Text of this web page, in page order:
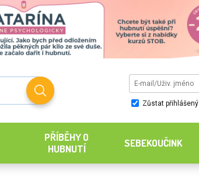
Zůstat přihlášený
PŘÍBĚHY O
HUBNUTÍ
SEBEKOUČINK